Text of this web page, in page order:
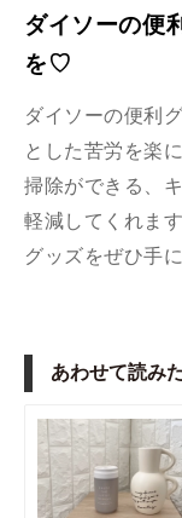
ダイソーの便
を♡
ダイソーの便利
とした苦労を楽
掃除ができる、
軽減してくれま
グッズをぜひ手
あわせて読み